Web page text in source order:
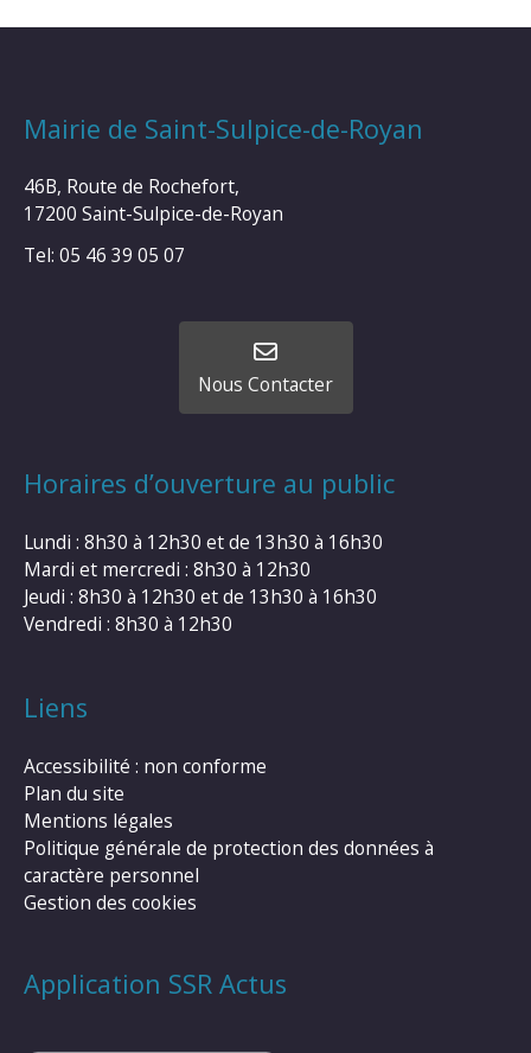
Mairie de Saint-Sulpice-de-Royan
46B, Route de Rochefort,
17200 Saint-Sulpice-de-Royan
Tel: 05 46 39 05 07
Nous Contacter
Horaires d’ouverture au public
Lundi : 8h30 à 12h30 et de 13h30 à 16h30
Mardi et mercredi : 8h30 à 12h30
Jeudi : 8h30 à 12h30 et de 13h30 à 16h30
Vendredi : 8h30 à 12h30
Liens
Accessibilité : non conforme
Plan du site
Mentions légales
Politique générale de protection des données à
caractère personnel
Gestion des cookies
Application SSR Actus